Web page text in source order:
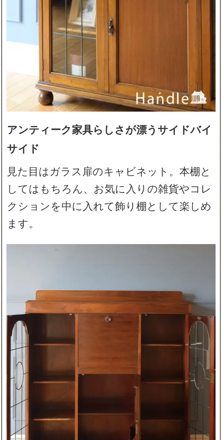
アンティーク家具らしさが漂うサイドバイ
サイド
見た目はガラス扉のキャビネット。本棚と
してはもちろん、お気に入りの雑貨やコレ
クションを中に入れて飾り棚として楽しめ
ます。